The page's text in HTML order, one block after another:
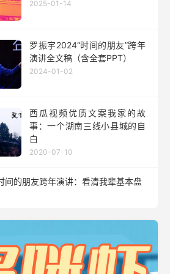
2025-01-14
罗振宇2024“时间的朋友”跨年
演讲全文稿（含全套PPT）
2024-01-02
西瓜视频优质文案我家的故
事：一个湖南三线小县城的自
白
2020-07-10
间的朋友跨年演讲：看清我辈基本盘